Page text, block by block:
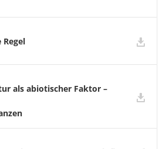
Regel
als abiotischer Faktor –